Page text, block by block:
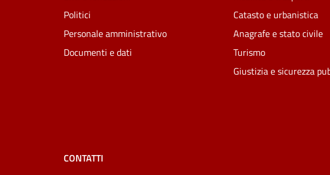
Politici
Personale amministrativo
Documenti e dati
Catasto e urbanistica
Anagrafe e stato civile
Turismo
Giustizia e sicurezza
CONTATTI